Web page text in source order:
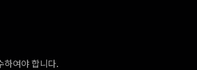
하여야 합니다.